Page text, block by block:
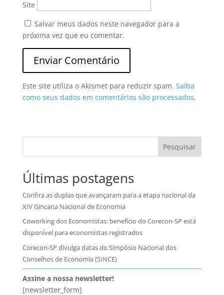
Site
Salvar meus dados neste navegador para a
próxima vez que eu comentar.
Este site utiliza o Akismet para reduzir spam. Saiba
como seus dados em comentários são processados.
Pesquisar
Últimas postagens
Confira as duplas que avançaram para a etapa nacional da
XIV Gincana Nacional de Economia
Coworking dos Economistas: benefício do Corecon-SP está
disponível para economistas registrados
Corecon-SP divulga datas do Simpósio Nacional dos
Conselhos de Economia (SINCE)
Assine a nossa newsletter!
[newsletter_form]